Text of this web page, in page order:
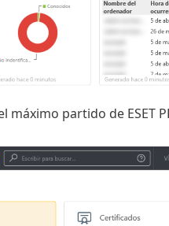
máximo partido de ESET